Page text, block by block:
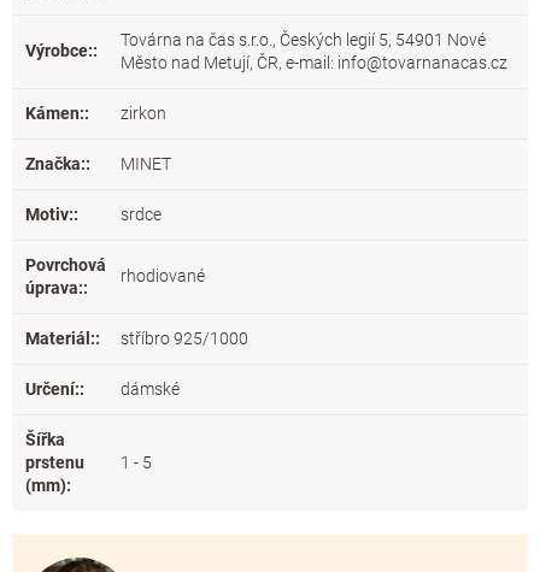
Výrobce::
Továrna na čas s.r.o., Českých legií 5, 54901 Nové
Město nad Metují, ČR, e-mail: info@tovarnanacas.cz
Kámen:: zirkon
Značka:: MINET
Motiv:: srdce
Povrchová
úprava::
rhodiované
Materiál:: stříbro 925/1000
Určení:: dámské
Šířka
prstenu
(mm):
1 - 5